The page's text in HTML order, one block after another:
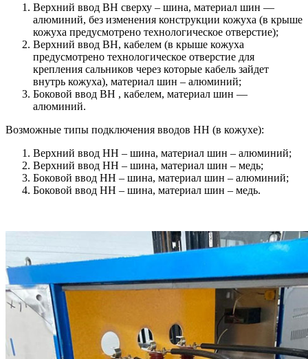
Верхний ввод ВН сверху – шина, материал шин —
алюминий, без изменения конструкции кожуха (в крыше
кожуха предусмотрено технологическое отверстие);
Верхний ввод ВН, кабелем (в крыше кожуха
предусмотрено технологическое отверстие для
крепления сальников через которые кабель зайдет
внутрь кожуха), материал шин – алюминий;
Боковой ввод ВН , кабелем, материал шин —
алюминий.
Возможные типы подключения вводов НН (в кожухе):
Верхний ввод НН – шина, материал шин – алюминий;
Верхний ввод НН – шина, материал шин – медь;
Боковой ввод НН – шина, материал шин – алюминий;
Боковой ввод НН – шина, материал шин – медь.